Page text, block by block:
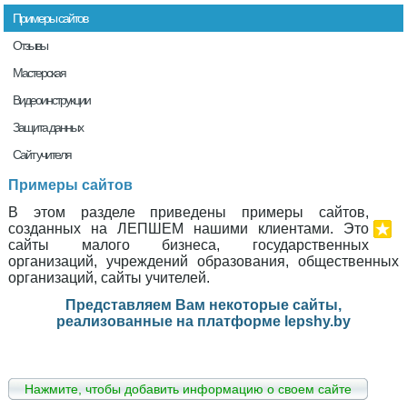
Примеры сайтов
Отзывы
Мастерская
Видеоинструкции
Защита данных
Сайт учителя
Примеры сайтов
В этом разделе приведены примеры сайтов,
созданных на ЛЕПШЕМ нашими клиентами. Это
сайты малого бизнеса, государственных
организаций, учреждений образования, общественных
организаций, сайты учителей.
Представляем Вам некоторые сайты,
реализованные на платформе lepshy.by
Нажмите, чтобы добавить информацию о своем сайте